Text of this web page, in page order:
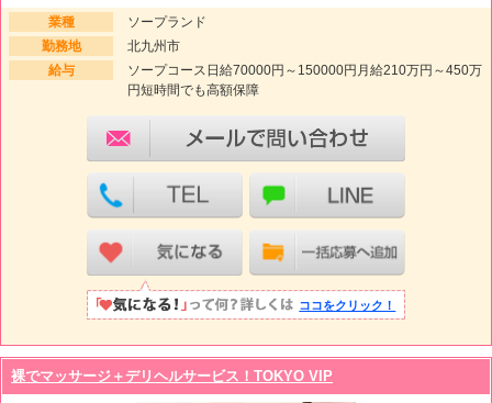
業種
ソープランド
勤務地
北九州市
給与
ソープコース日給70000円～150000円月給210万円～450万
円短時間でも高額保障
ココをクリック！
裸でマッサージ＋デリヘルサービス！TOKYO VIP